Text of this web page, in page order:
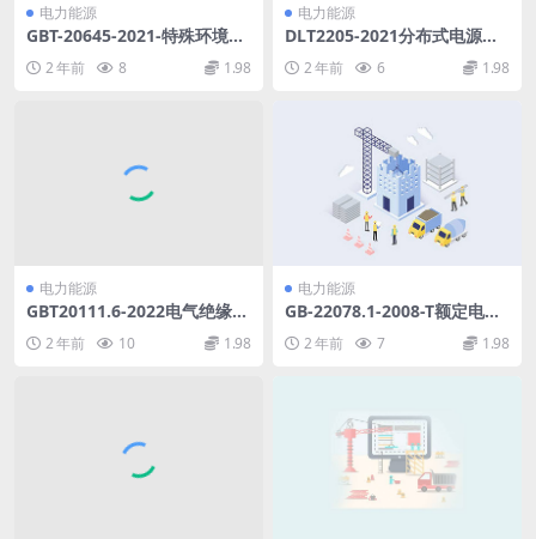
电力能源
GBT-20645-2021-特殊环境条
df 2 年前 8 1.98
电力能源
DLT2205-2021分布式电源燃
1MB)pdf
2 年前 6 1.98
电力能源
GBT20111.6-2022电气绝缘系
统热评定规程第6部分：在诊
断试验中增加因子的多因子评
2 年前 10 1.98
电力能源
GB-22078.1-2008-T额定电压
500kV(Um=550kV)交联聚乙
烯绝缘电力电缆及其附件第1
15KB)pdf
2 年前 7 1.98